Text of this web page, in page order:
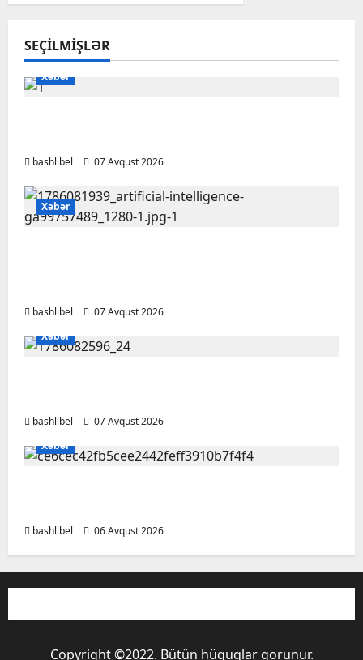
SEÇILMIŞLƏR
Xəbər
bashlibel 07 Avqust 2026
Xəbər
bashlibel
07 Avqust 2026
Xəbər
bashlibel
07 Avqust 2026
Xəbər
bashlibel 06 Avqust 2026
Copyright ©2022. Bütün hüquqlar qorunur.